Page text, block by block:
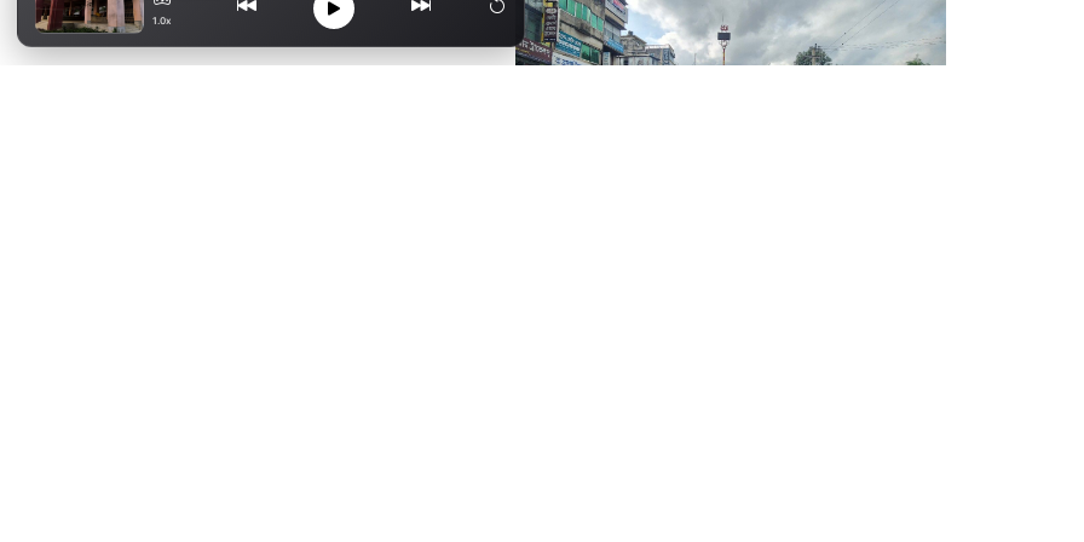
1.0x